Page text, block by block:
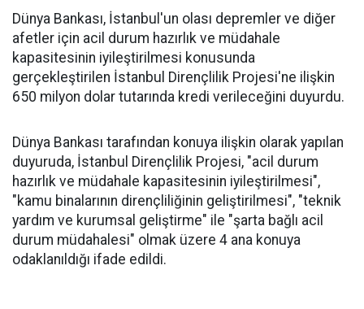
Dünya Bankası, İstanbul'un olası depremler ve diğer
afetler için acil durum hazırlık ve müdahale
kapasitesinin iyileştirilmesi konusunda
gerçekleştirilen İstanbul Dirençlilik Projesi'ne ilişkin
650 milyon dolar tutarında kredi verileceğini duyurdu.
Dünya Bankası tarafından konuya ilişkin olarak yapılan
duyuruda, İstanbul Dirençlilik Projesi, "acil durum
hazırlık ve müdahale kapasitesinin iyileştirilmesi",
"kamu binalarının dirençliliğinin geliştirilmesi", "teknik
yardım ve kurumsal geliştirme" ile "şarta bağlı acil
durum müdahalesi" olmak üzere 4 ana konuya
odaklanıldığı ifade edildi.